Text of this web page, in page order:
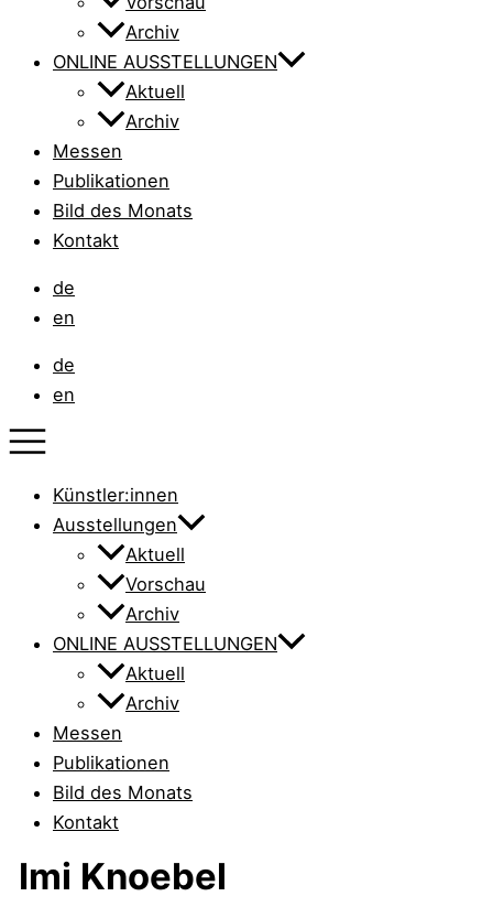
Archiv
ONLINE AUSSTELLUNGEN
Aktuell
Archiv
Messen
Publikationen
Bild des Monats
Kontakt
de
en
de
en
Künstler:innen
Ausstellungen
Aktuell
Vorschau
Archiv
ONLINE AUSSTELLUNGEN
Aktuell
Archiv
Messen
Publikationen
Bild des Monats
Kontakt
Imi Knoebel